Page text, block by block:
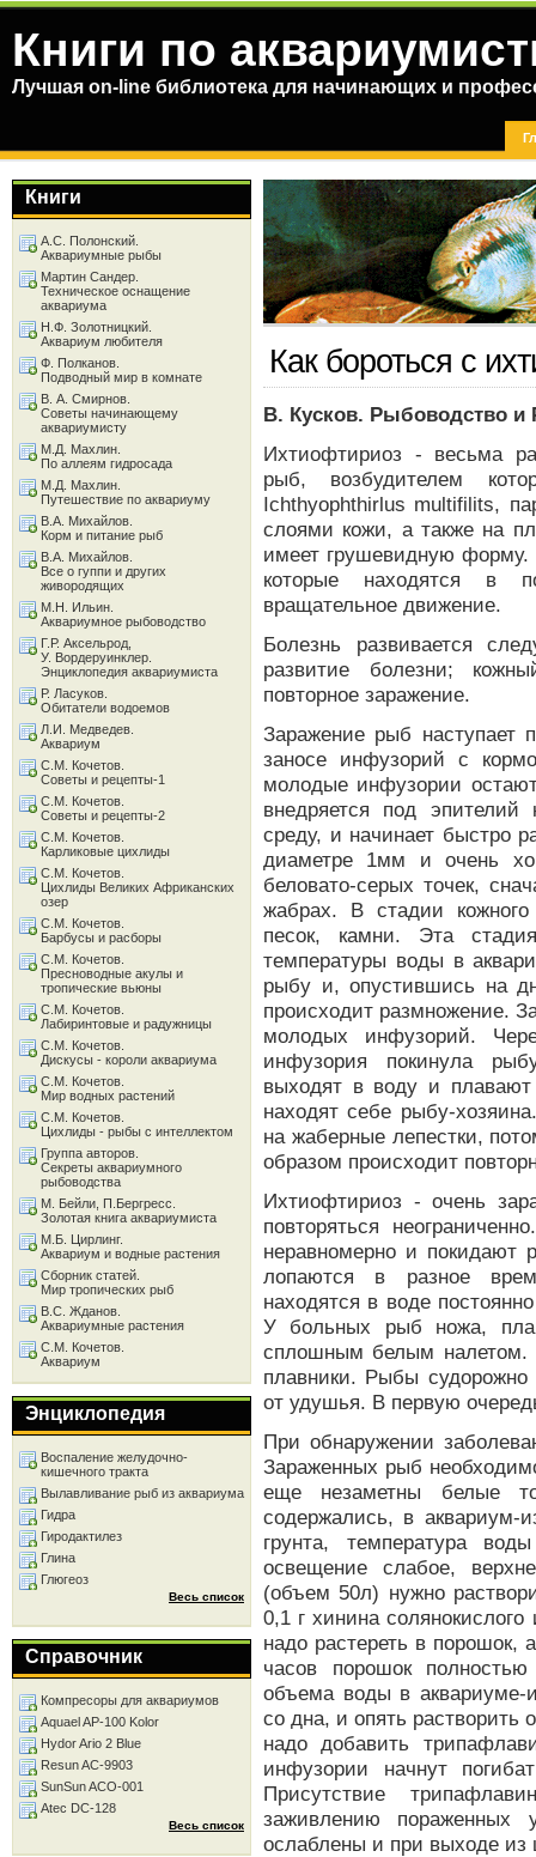
Книги по
Лучшая on-line библиотека для начинающих и
Как бороться с
В. Кусков. Рыбоводство и
Ихтиофтириоз - весьма
рыб, возбудителем
Ichthyophthirlus multifilits,
слоями кожи, а также на
имеет грушевидную форму.
которые находятся в
вращательное движение.
Болезнь развивается
развитие болезни;
повторное заражение.
Заражение рыб наступает
заносе инфузорий с
молодые инфузории
внедряется под
среду, и начинает быстро
диаметре 1мм и очень
беловато-серых точек,
жабрах. В стадии
песок, камни. Эта
температуры воды в
рыбу и, опустившись на
происходит размножение.
молодых инфузорий.
инфузория покинула
выходят в воду и
находят себе рыбу-
на жаберные лепестки,
образом происходит
Ихтиофтириоз - очень
повторяться
неравномерно и
лопаются в разное
находятся в воде
У больных рыб ножа,
сплошным белым налетом.
плавники. Рыбы
от удушья. В первую
При обнаружении
Зараженных рыб
еще незаметны белые
содержались, в аквариум-
грунта, температура
освещение слабое,
(объем 50л) нужно
0,1 г хинина солянокислого
надо растереть в порошок,
часов порошок
объема воды в аквариуме-
со дна, и опять растворить
надо добавить
инфузории начнут
Присутствие
заживлению пораженных
ослаблены и при выходе из
Книги
А.С. Полонский.
Аквариумные рыбы
Мартин Сандер.
Техническое оснащение
аквариума
Н.Ф. Золотницкий.
Аквариум любителя
Ф. Полканов.
Подводный мир в комнате
В. А. Смирнов.
Советы начинающему
аквариумисту
М.Д. Махлин.
По аллеям гидросада
М.Д. Махлин.
Путешествие по аквариуму
В.А. Михайлов.
Корм и питание рыб
В.А. Михайлов.
Все о гуппи и других
живородящих
М.Н. Ильин.
Аквариумное рыбоводство
Г.Р. Аксельрод,
У. Вордеруинклер.
Энциклопедия аквариумиста
Р. Ласуков.
Обитатели водоемов
Л.И. Медведев.
Аквариум
С.М. Кочетов.
Советы и рецепты-1
С.М. Кочетов.
Советы и рецепты-2
С.М. Кочетов.
Карликовые цихлиды
С.М. Кочетов.
Цихлиды Великих Африканских
озер
С.М. Кочетов.
Барбусы и расборы
С.М. Кочетов.
Пресноводные акулы и
тропические вьюны
С.М. Кочетов.
Лабиринтовые и радужницы
С.М. Кочетов.
Дискусы - короли аквариума
С.М. Кочетов.
Мир водных растений
С.М. Кочетов.
Цихлиды - рыбы с интеллектом
Группа авторов.
Секреты аквариумного
рыбоводства
М. Бейли, П.Бергресс.
Золотая книга аквариумиста
М.Б. Цирлинг.
Аквариум и водные растения
Сборник статей.
Мир тропических рыб
В.С. Жданов.
Аквариумные растения
С.М. Кочетов.
Аквариум
Энциклопедия
Воспаление желудочно-
кишечного тракта
Вылавливание рыб из аквариума
Гидра
Гиродактилез
Глина
Глюгеоз
Весь список
Справочник
Компресоры для аквариумов
Aquael AP-100 Kolor
Hydor Ario 2 Blue
Resun AC-9903
SunSun ACO-001
Atec DC-128
Весь список